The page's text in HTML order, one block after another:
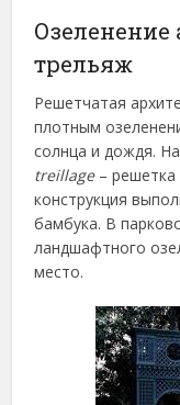
трельяж
Решетчатая
плотным
солнца и дождя.
treillage –
конструкция
бамбука. В
ландшафтного
место.